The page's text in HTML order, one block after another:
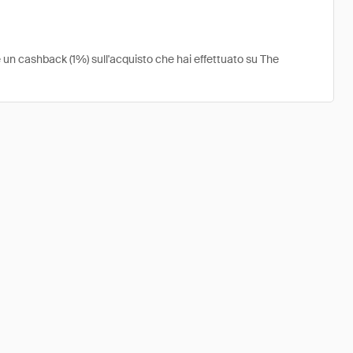
cashback (1%) sull'acquisto che hai effettuato su The